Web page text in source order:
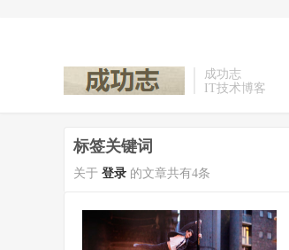
成功志
IT技术博客
标签关键词
关于 登录 的文章共有4条